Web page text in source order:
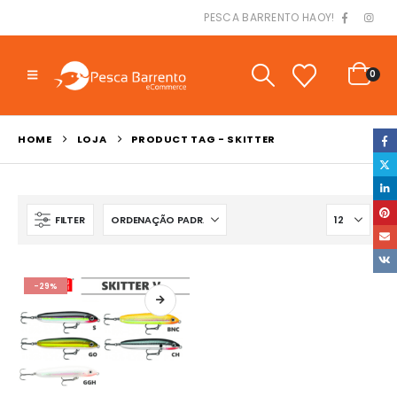
PESCA BARRENTO HAOY!
0
HOME LOJA PRODUCT TAG - SKITTER
FILTER
-29%